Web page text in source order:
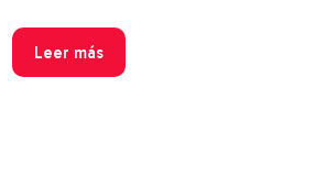
Leer más